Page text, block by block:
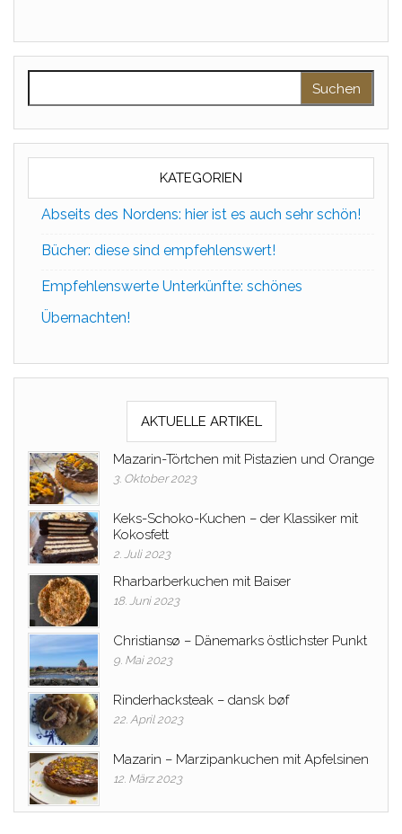
KATEGORIEN
Abseits des Nordens: hier ist es auch sehr schön!
Bücher: diese sind empfehlenswert!
Empfehlenswerte Unterkünfte: schönes
Übernachten!
AKTUELLE ARTIKEL
Mazarin-Törtchen mit Pistazien und Orange
3. Oktober 2023
Keks-Schoko-Kuchen – der Klassiker mit
Kokosfett
2. Juli 2023
Rharbarberkuchen mit Baiser
18. Juni 2023
Christiansø – Dänemarks östlichster Punkt
9. Mai 2023
Rinderhacksteak – dansk bøf
22. April 2023
Mazarin – Marzipankuchen mit Apfelsinen
12. März 2023